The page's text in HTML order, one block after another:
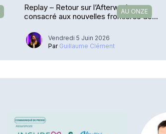
AU ONZE
Replay – Retour sur l’Afterwork
consacré aux nouvelles frontières des
Vendredi 5 Juin 2026
Par Guillaume Clément